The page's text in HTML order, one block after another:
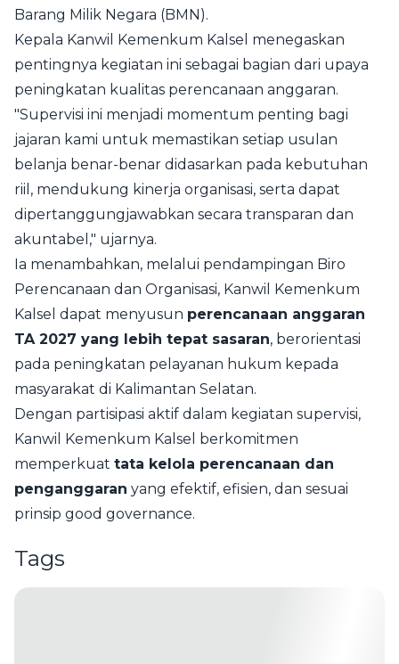
Barang Milik Negara (BMN).
Kepala Kanwil Kemenkum Kalsel menegaskan
pentingnya kegiatan ini sebagai bagian dari upaya
peningkatan kualitas perencanaan anggaran.
"Supervisi ini menjadi momentum penting bagi
jajaran kami untuk memastikan setiap usulan
belanja benar-benar didasarkan pada kebutuhan
riil, mendukung kinerja organisasi, serta dapat
dipertanggungjawabkan secara transparan dan
akuntabel," ujarnya.
Ia menambahkan, melalui pendampingan Biro
Perencanaan dan Organisasi, Kanwil Kemenkum
Kalsel dapat menyusun perencanaan anggaran
TA 2027 yang lebih tepat sasaran, berorientasi
pada peningkatan pelayanan hukum kepada
masyarakat di Kalimantan Selatan.
Dengan partisipasi aktif dalam kegiatan supervisi,
Kanwil Kemenkum Kalsel berkomitmen
memperkuat tata kelola perencanaan dan
penganggaran yang efektif, efisien, dan sesuai
prinsip good governance.
Tags